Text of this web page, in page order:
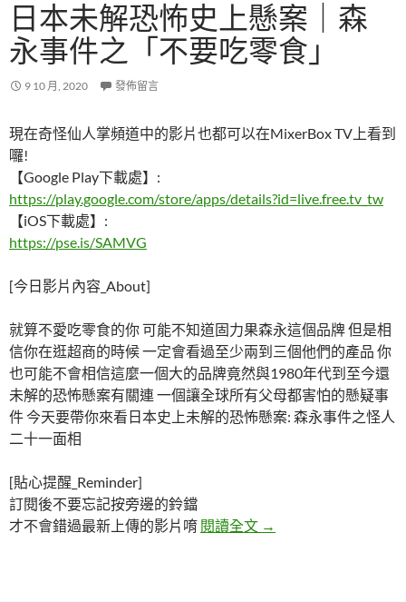
日本未解恐怖史上懸案｜森
永事件之「不要吃零食」
9 10 月, 2020 發佈留言
現在奇怪仙人掌頻道中的影片也都可以在MixerBox TV上看到
囉!
【Google Play下載處】:
https://play.google.com/store/apps/details?id=live.free.tv_tw
【iOS下載處】:
https://pse.is/SAMVG
[今日影片內容_About]
就算不愛吃零食的你 可能不知道固力果森永這個品牌 但是相
信你在逛超商的時候 一定會看過至少兩到三個他們的產品 你
也可能不會相信這麼一個大的品牌竟然與1980年代到至今還
未解的恐怖懸案有關連 一個讓全球所有父母都害怕的懸疑事
件 今天要帶你來看日本史上未解的恐怖懸案: 森永事件之怪人
二十一面相
[貼心提醒_Reminder]
訂閱後不要忘記按旁邊的鈴鐺
才不會錯過最新上傳的影片唷 閱讀全文 日本未解恐怖史上懸
→